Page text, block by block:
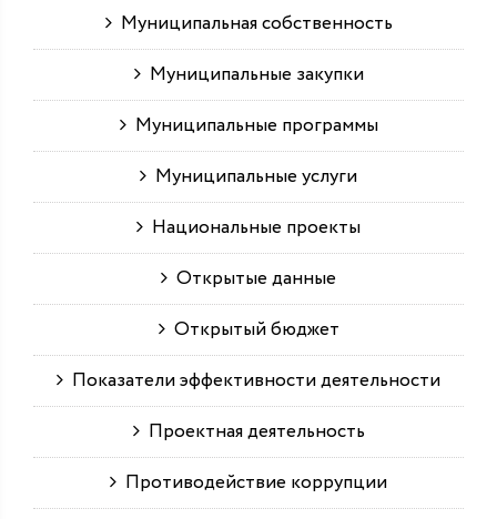
Муниципальная собственность
Муниципальные закупки
Муниципальные программы
Муниципальные услуги
Национальные проекты
Открытые данные
Открытый бюджет
Показатели эффективности деятельности
Проектная деятельность
Противодействие коррупции